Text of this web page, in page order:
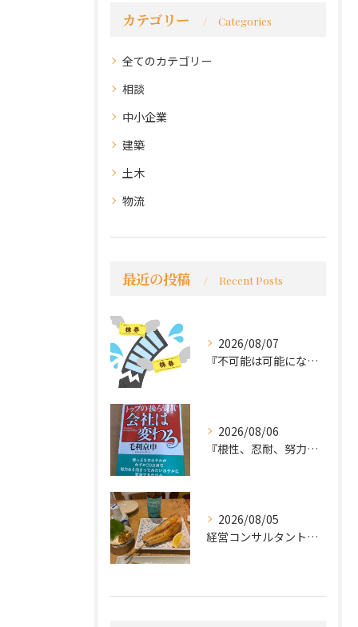
カテゴリー Categories
全てのカテゴリー
相談
中小企業
建築
土木
物流
最近の投稿 Recent Posts
2026/08/07
『不可能は可能になる』
2026/08/06
『根性、忍耐、努力という言葉は死語なのか』
2026/08/05
経営コンサルタントのモーちゃん・毛利京申です。